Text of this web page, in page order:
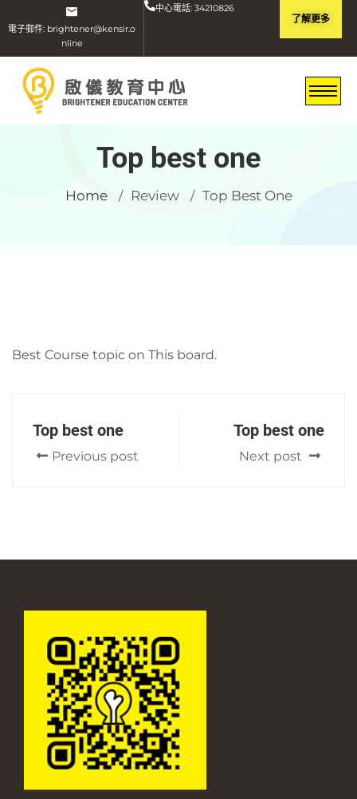
電子郵件: brightener@kensir.o
nline
中心電話: 34210826
了解更多
Top best one
Home / Review / Top Best One
Best Course topic on This board.
Top best one
Previous post
Top best one
Next post